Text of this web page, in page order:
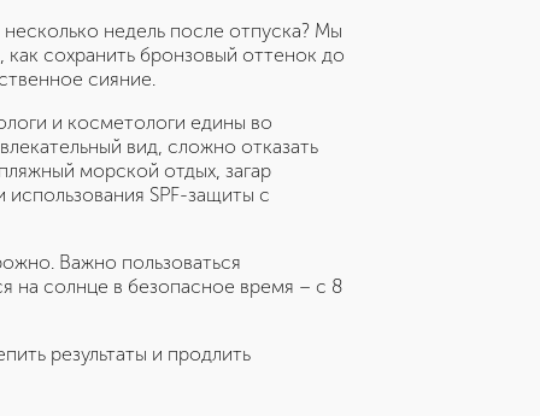
недель после отпуска? Мы
сохранить бронзовый оттенок до
сияние.
и косметологи едины во
вид, сложно отказать
морской отдых, загар
SPF-защиты с
Важно пользоваться
на солнце в безопасное время – с 8
результаты и продлить